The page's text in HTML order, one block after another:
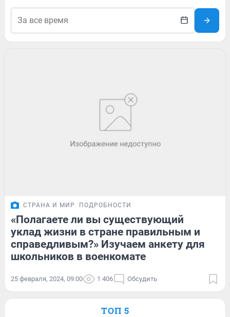
СТРАНА И МИР ПОДРОБНОСТИ
«Полагаете ли вы существующий
уклад жизни в стране правильным и
справедливым?» Изучаем анкету для
школьников в военкомате
25 февраля, 2024, 09:00 1 406 Обсудить
ТОП 5